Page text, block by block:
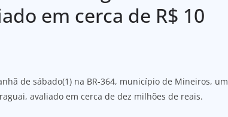
em cerca de R$ 10
de sábado(1) na BR-364, município de Mineiros, um
avaliado em cerca de dez milhões de reais.